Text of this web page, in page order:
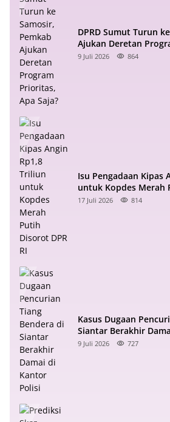
DPRD Sumut Turun
Ajukan Deretan
Saja?
9 Juli 2026 864
Isu Pengadaan Kipas
untuk Kopdes Merah
RI
17 Juli 2026 814
Kasus Dugaan
Siantar Berakhir
9 Juli 2026 727